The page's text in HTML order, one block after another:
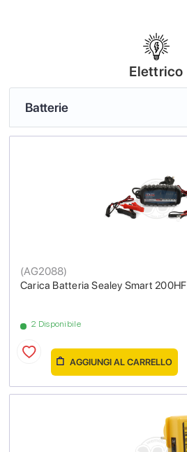
Elettrico
Batterie
Carica Batteria Sealey Smart 200HF
(AG2088)
2 Disponibile
AGGIUNGI AL CARRELLO